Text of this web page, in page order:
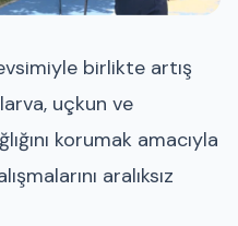
birlikte artış
uçkun ve
korumak amacıyla
aralıksız